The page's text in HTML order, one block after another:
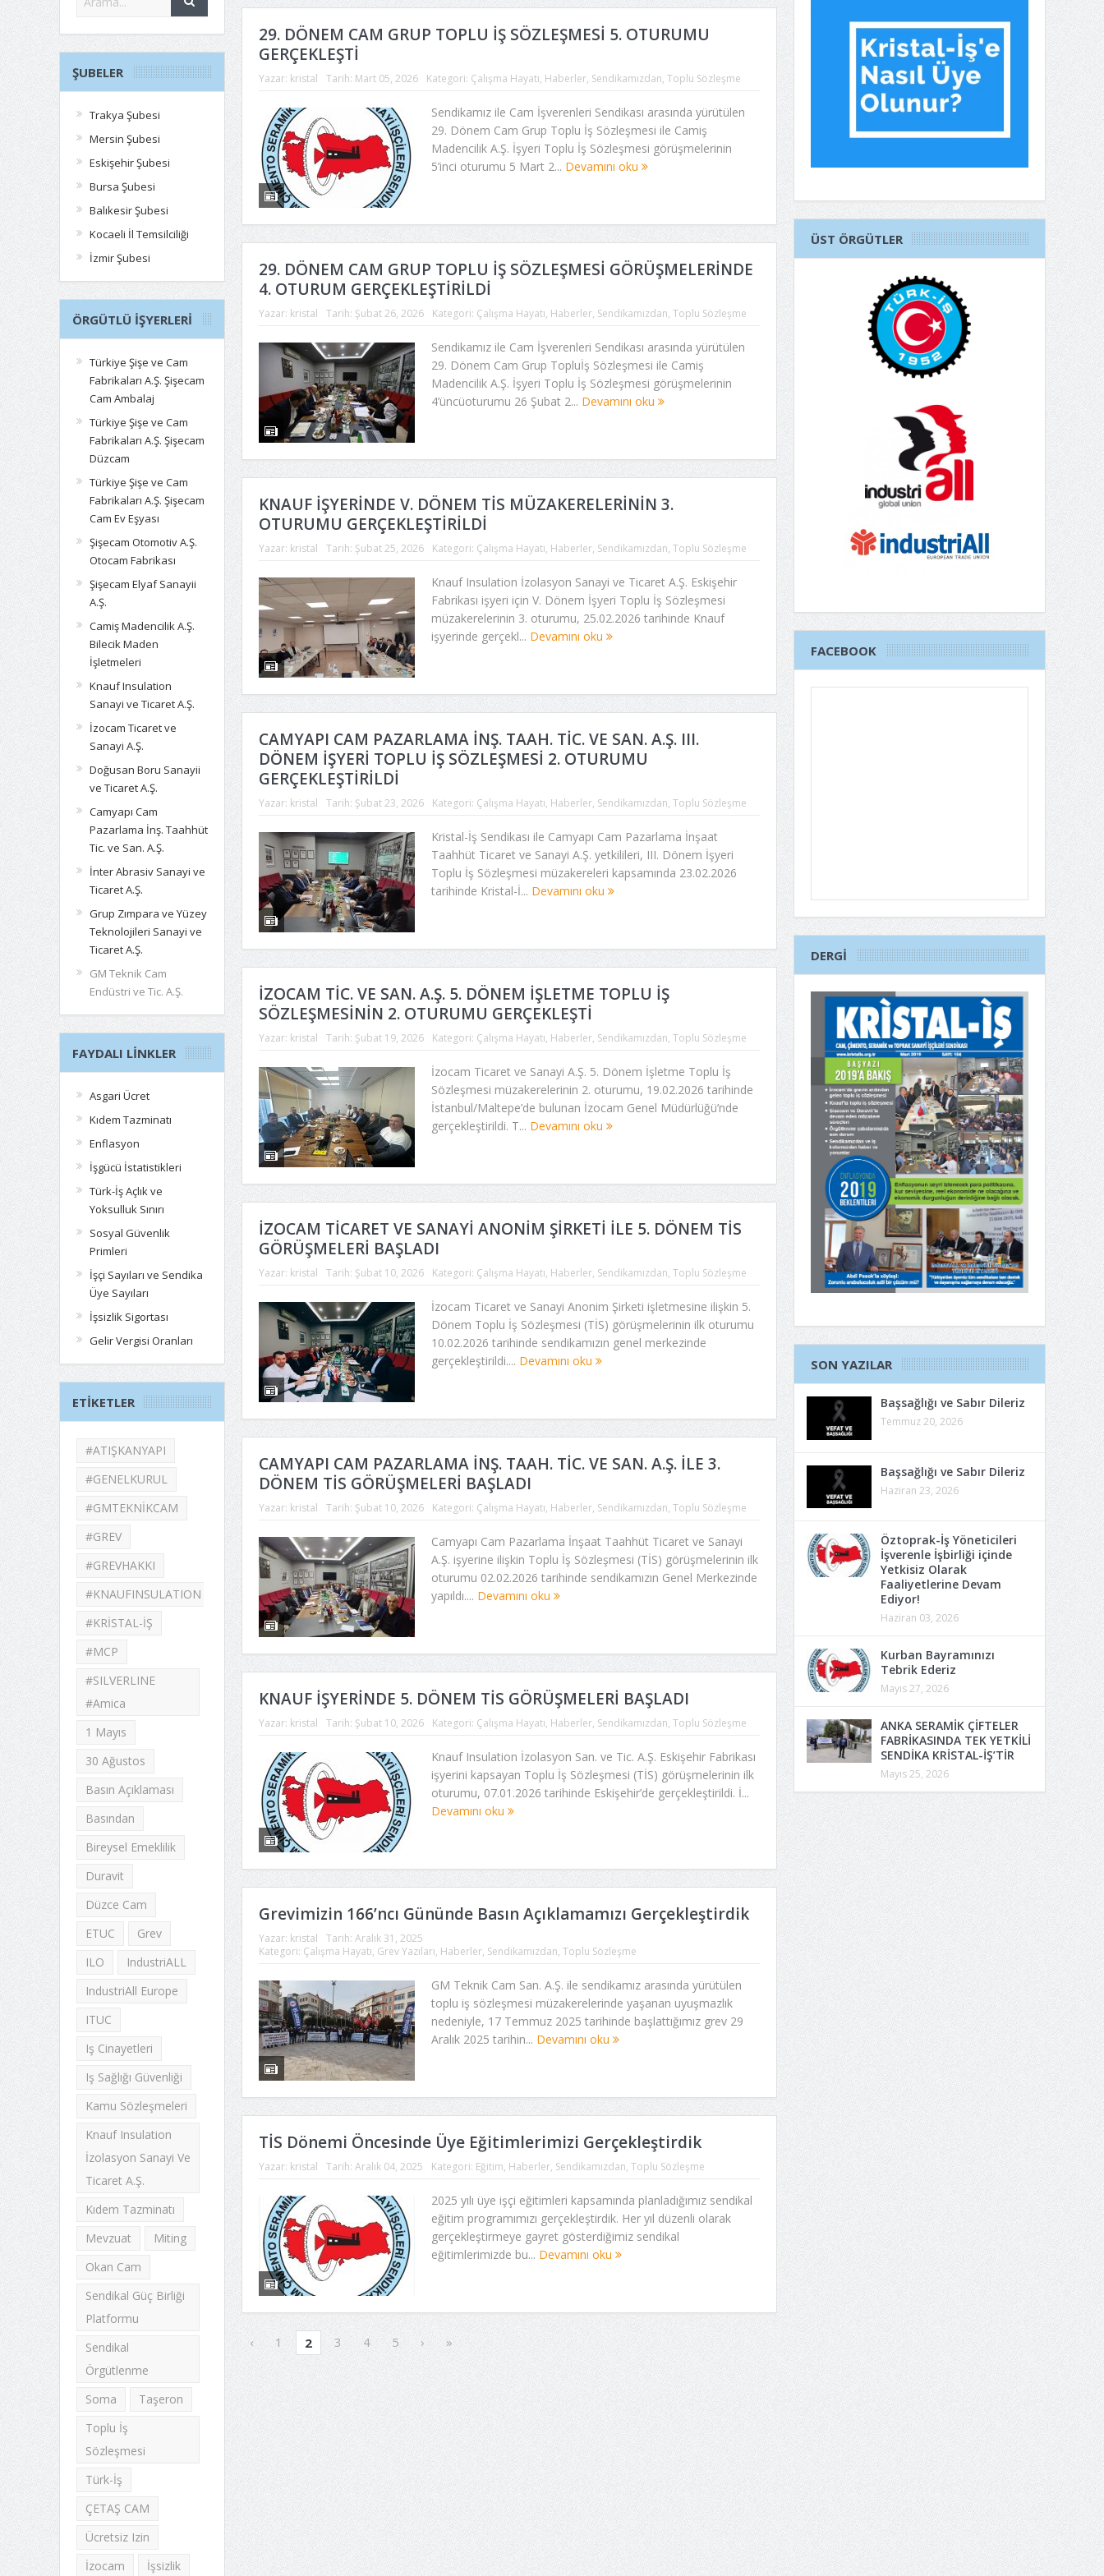
29. DÖNEM CAM GRUP TOPLU İŞ SÖZLEŞMESİ 5. OTURUMU
GERÇEKLEŞTİ
Yazar: kristal Tarih: Mart 05, 2026 Kategori: Çalışma Hayatı, Haberler, Sendikamızdan, Toplu Sözleşme
Sendikamız ile Cam İşverenleri Sendikası arasında yürütülen
29. Dönem Cam Grup Toplu İş Sözleşmesi ile Camiş
Madencilik A.Ş. İşyeri Toplu İş Sözleşmesi görüşmelerinin
5’inci oturumu 5 Mart 2... Devamını oku
29. DÖNEM CAM GRUP TOPLU İŞ SÖZLEŞMESİ GÖRÜŞMELERİNDE
4. OTURUM GERÇEKLEŞTİRİLDİ
Yazar: kristal Tarih: Şubat 26, 2026 Kategori: Çalışma Hayatı, Haberler, Sendikamızdan, Toplu Sözleşme
Sendikamız ile Cam İşverenleri Sendikası arasında yürütülen
29. Dönem Cam Grup Topluİş Sözleşmesi ile Camiş
Madencilik A.Ş. İşyeri Toplu İş Sözleşmesi görüşmelerinin
4’üncüoturumu 26 Şubat 2... Devamını oku
KNAUF İŞYERİNDE V. DÖNEM TİS MÜZAKERELERİNİN 3.
OTURUMU GERÇEKLEŞTİRİLDİ
Yazar: kristal Tarih: Şubat 25, 2026 Kategori: Çalışma Hayatı, Haberler, Sendikamızdan, Toplu Sözleşme
Knauf Insulation İzolasyon Sanayi ve Ticaret A.Ş. Eskişehir
Fabrikası işyeri için V. Dönem İşyeri Toplu İş Sözleşmesi
müzakerelerinin 3. oturumu, 25.02.2026 tarihinde Knauf
işyerinde gerçekl... Devamını oku
CAMYAPI CAM PAZARLAMA İNŞ. TAAH. TİC. VE SAN. A.Ş. III.
DÖNEM İŞYERİ TOPLU İŞ SÖZLEŞMESİ 2. OTURUMU
GERÇEKLEŞTİRİLDİ
Yazar: kristal Tarih: Şubat 23, 2026 Kategori: Çalışma Hayatı, Haberler, Sendikamızdan, Toplu Sözleşme
Kristal-İş Sendikası ile Camyapı Cam Pazarlama İnşaat
Taahhüt Ticaret ve Sanayi A.Ş. yetkilileri, III. Dönem İşyeri
Toplu İş Sözleşmesi müzakereleri kapsamında 23.02.2026
tarihinde Kristal-İ... Devamını oku
İZOCAM TİC. VE SAN. A.Ş. 5. DÖNEM İŞLETME TOPLU İŞ
SÖZLEŞMESİNİN 2. OTURUMU GERÇEKLEŞTİ
Yazar: kristal Tarih: Şubat 19, 2026 Kategori: Çalışma Hayatı, Haberler, Sendikamızdan, Toplu Sözleşme
İzocam Ticaret ve Sanayi A.Ş. 5. Dönem İşletme Toplu İş
Sözleşmesi müzakerelerinin 2. oturumu, 19.02.2026 tarihinde
İstanbul/Maltepe’de bulunan İzocam Genel Müdürlüğü’nde
gerçekleştirildi. T... Devamını oku
İZOCAM TİCARET VE SANAYİ ANONİM ŞİRKETİ İLE 5. DÖNEM TİS
GÖRÜŞMELERİ BAŞLADI
Yazar: kristal Tarih: Şubat 10, 2026 Kategori: Çalışma Hayatı, Haberler, Sendikamızdan, Toplu Sözleşme
İzocam Ticaret ve Sanayi Anonim Şirketi işletmesine ilişkin 5.
Dönem Toplu İş Sözleşmesi (TİS) görüşmelerinin ilk oturumu
10.02.2026 tarihinde sendikamızın genel merkezinde
gerçekleştirildi.... Devamını oku
CAMYAPI CAM PAZARLAMA İNŞ. TAAH. TİC. VE SAN. A.Ş. İLE 3.
DÖNEM TİS GÖRÜŞMELERİ BAŞLADI
Yazar: kristal Tarih: Şubat 10, 2026 Kategori: Çalışma Hayatı, Haberler, Sendikamızdan, Toplu Sözleşme
Camyapı Cam Pazarlama İnşaat Taahhüt Ticaret ve Sanayi
A.Ş. işyerine ilişkin Toplu İş Sözleşmesi (TİS) görüşmelerinin ilk
oturumu 02.02.2026 tarihinde sendikamızın Genel Merkezinde
yapıldı.... Devamını oku
KNAUF İŞYERİNDE 5. DÖNEM TİS GÖRÜŞMELERİ BAŞLADI
Yazar: kristal Tarih: Şubat 10, 2026 Kategori: Çalışma Hayatı, Haberler, Sendikamızdan, Toplu Sözleşme
Knauf Insulation İzolasyon San. ve Tic. A.Ş. Eskişehir Fabrikası
işyerini kapsayan Toplu İş Sözleşmesi (TİS) görüşmelerinin ilk
oturumu, 07.01.2026 tarihinde Eskişehir’de gerçekleştirildi. İ...
Devamını oku
Grevimizin 166’ncı Gününde Basın Açıklamamızı Gerçekleştirdik
Yazar: kristal Tarih: Aralık 31, 2025
Kategori: Çalışma Hayatı, Grev Yazıları, Haberler, Sendikamızdan, Toplu Sözleşme
GM Teknik Cam San. A.Ş. ile sendikamız arasında yürütülen
toplu iş sözleşmesi müzakerelerinde yaşanan uyuşmazlık
nedeniyle, 17 Temmuz 2025 tarihinde başlattığımız grev 29
Aralık 2025 tarihin... Devamını oku
TİS Dönemi Öncesinde Üye Eğitimlerimizi Gerçekleştirdik
Yazar: kristal Tarih: Aralık 04, 2025 Kategori: Eğitim, Haberler, Sendikamızdan, Toplu Sözleşme
2025 yılı üye işçi eğitimleri kapsamında planladığımız sendikal
eğitim programımızı gerçekleştirdik. Her yıl düzenli olarak
gerçekleştirmeye gayret gösterdiğimiz sendikal
eğitimlerimizde bu... Devamını oku
‹ 1 2 3 4 5 › »
ŞUBELER
Trakya Şubesi
Mersin Şubesi
Eskişehir Şubesi
Bursa Şubesi
Balıkesir Şubesi
Kocaeli İl Temsilciliği
İzmir Şubesi
ÖRGÜTLÜ İŞYERLERI
Türkiye Şişe ve Cam
Fabrikaları A.Ş. Şişecam
Cam Ambalaj
Türkiye Şişe ve Cam
Fabrikaları A.Ş. Şişecam
Düzcam
Türkiye Şişe ve Cam
Fabrikaları A.Ş. Şişecam
Cam Ev Eşyası
Şişecam Otomotiv A.Ş.
Otocam Fabrikası
Şişecam Elyaf Sanayii
A.Ş.
Camiş Madencilik A.Ş.
Bilecik Maden
İşletmeleri
Knauf Insulation
Sanayi ve Ticaret A.Ş.
İzocam Ticaret ve
Sanayi A.Ş.
Doğusan Boru Sanayii
ve Ticaret A.Ş.
Camyapı Cam
Pazarlama İnş. Taahhüt
Tic. ve San. A.Ş.
İnter Abrasiv Sanayi ve
Ticaret A.Ş.
Grup Zımpara ve Yüzey
Teknolojileri Sanayi ve
Ticaret A.Ş.
GM Teknik Cam
Endüstri ve Tic. A.Ş.
FAYDALI LINKLER
Asgari Ücret
Kıdem Tazminatı
Enflasyon
İşgücü İstatistikleri
Türk-İş Açlık ve
Yoksulluk Sınırı
Sosyal Güvenlik
Primleri
İşçi Sayıları ve Sendika
Üye Sayıları
İşsizlik Sigortası
Gelir Vergisi Oranları
ETIKETLER
#ATIŞKANYAPI
#GENELKURUL
#GMTEKNİKCAM
#GREV
#GREVHAKKI
#KNAUFINSULATION
#KRİSTAL-İŞ
#MCP
#SILVERLINE
#Amica
1 Mayıs
30 Ağustos
Basın Açıklaması
Basından
Bireysel Emeklilik
Duravit
Düzce Cam
ETUC
Grev
ILO
IndustriALL
IndustriAll Europe
ITUC
Iş Cinayetleri
Iş Sağlığı Güvenliği
Kamu Sözleşmeleri
Knauf Insulation
İzolasyon Sanayi Ve
Ticaret A.Ş.
Kıdem Tazminatı
Mevzuat
Miting
Okan Cam
Sendikal Güç Birliği
Platformu
Sendikal
Örgütlenme
Soma
Taşeron
Toplu İş
Sözleşmesi
Türk-İş
ÇETAŞ CAM
Ücretsiz Izin
İzocam
İşsizlik
ÜST ÖRGÜTLER
FACEBOOK
DERGI
SON YAZILAR
Başsağlığı ve Sabır Dileriz
Temmuz 20, 2026
Başsağlığı ve Sabır Dileriz
Haziran 23, 2026
Öztoprak-İş Yöneticileri
İşverenle İşbirliği içinde
Yetkisiz Olarak
Faaliyetlerine Devam
Ediyor!
Haziran 03, 2026
Kurban Bayramınızı
Tebrik Ederiz
Mayıs 27, 2026
ANKA SERAMİK ÇİFTELER
FABRİKASINDA TEK YETKİLİ
SENDİKA KRİSTAL-İŞ’TİR
Mayıs 25, 2026